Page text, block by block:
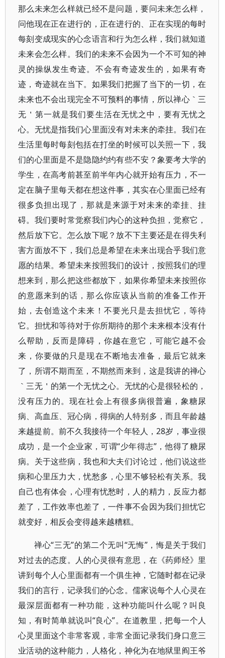
那么未来怎么样就已经不是问题，要问未来怎么样，
问他现在正在进行的，正在进行的、正在实现的每时
每刻变成现实的心念语言和行为怎么样，我们就知道
未来会怎么样。我们的未来不会因为一个不可知的神
灵的操纵发生奇迹。不会有奇迹发生的，如果有奇
迹，奇迹就在当下。如果我们把握了当下的一切，在
未来也不会出现完全不可预料的事情，所以禅心｀三
无＇第一就是我们要生活在无忧之中，要有无忧之
心。无忧是指我们心里面没有对未来的牵挂。我们在
生活里每时每刻包括在打坐的时候可以关照一下，我
们的心里面是不是隐隐约约有些不安？象要考大学的
学生，在高考前甚至前半年内心就开始有压力，不一
定在脑子里每天都在想这件事，其实在心里面已经有
很多负担出现了，那就是来源于对未来的牵挂、挂
碍。我们要时常觉察我们内心的这种负担，觉察它，
然后放下它。怎么放下呢？放不下主要还是在得失利
害方面放不下，我们总是希望在未来出现合乎我们意
愿的结果。希望未来按照我们的设计，按照我们的理
想来到，那么把这些都放下，如果你希望未来按照你
的意愿来到的话，那么你应该从当前的准备工作开
始，去创造这个未来！不要光只是去担忧它，等待
它。担忧和等待对于你所期待的那个未来根本没有什
么帮助，反而是障碍，你越在意它，可能它越不会
来，你要做的只是现在不断地去准备，最后它就来
了，所谓不期而至，不期然而来到，这是我讲的禅心
｀三无＇的第一个无忧之心。无忧的心是很轻松的，
没有压力的。现在社会上有很多病很普遍，象糖尿
病、高血压、冠心病，得病的人特别多，而且年龄越
来越提前。前不久我接待一个年轻人，28岁，事业很
成功，是一个企业家，可谓“少年得志”，他得了糖尿
病。关于这些病，我也和大夫们讨论过，他们说这些
病和心里压力大，忧愁多，心里不够轻松有关系。我
自己也有体会，心理有忧愁时，人的精力，反应力都
差了，工作效率也差了，一件事不会因为我们担忧它
就变好，相反会变得越来越糟糕。
禅心“三无”的第二个无叫“无悔”，悔是关于我们
对过去的态度。人的心灵很有意思，在《药师经》里
讲到每个人心里面都有一个俱生神，它随时都在记录
我们的言行，记录我们的心念。儒家说每个人心灵在
最深层面都有一种功能，这种功能叫什么呢？叫良
知，有时简单就说叫“良心”。在道教里，把每一个人
心灵里面这个非常客观，非常全面记录我们身口意三
业活动的这种能力，人格化，神化为在地狱里阎王爷